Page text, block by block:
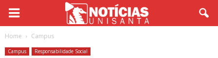
Home Campus
Campus Responsabilidade Social